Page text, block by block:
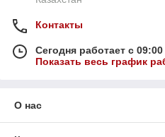
Контакты
Сегодня работает с
Показать весь график
О нас